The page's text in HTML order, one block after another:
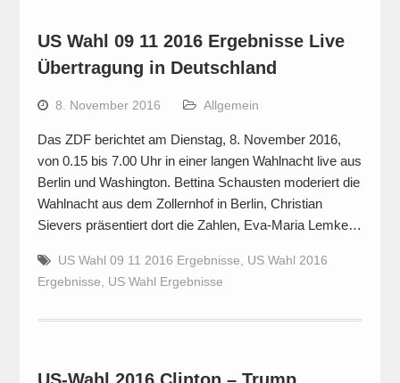
US Wahl 09 11 2016 Ergebnisse Live
Übertragung in Deutschland
8. November 2016 Allgemein
Das ZDF berichtet am Dienstag, 8. November 2016,
von 0.15 bis 7.00 Uhr in einer langen Wahlnacht live aus
Berlin und Washington. Bettina Schausten moderiert die
Wahlnacht aus dem Zollernhof in Berlin, Christian
Sievers präsentiert dort die Zahlen, Eva-Maria Lemke…
US Wahl 09 11 2016 Ergebnisse
US Wahl 2016
Ergebnisse
US Wahl Ergebnisse